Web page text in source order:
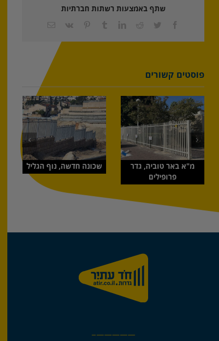
שתף באמצעות רשתות חברתיות
Facebook
Twitter
Reddit
LinkedIn
Tumblr
Pinterest
כתובת
פוסטים קשורים
שכונה חדשה, נוף הגליל
מ"א באר טוביה, גדר
פרופילים
—————–